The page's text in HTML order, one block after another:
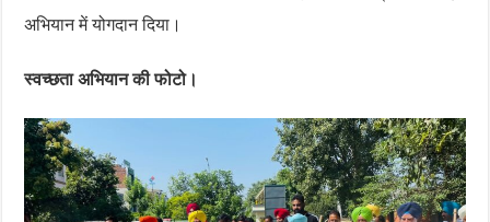
अभियान में योगदान दिया।
स्वच्छता अभियान की फोटो।